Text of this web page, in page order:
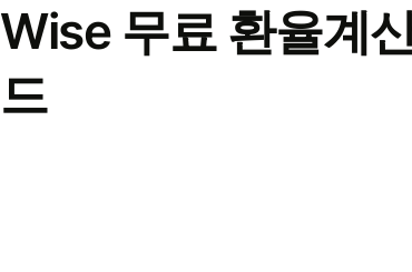
Wise 무료 환율계
드